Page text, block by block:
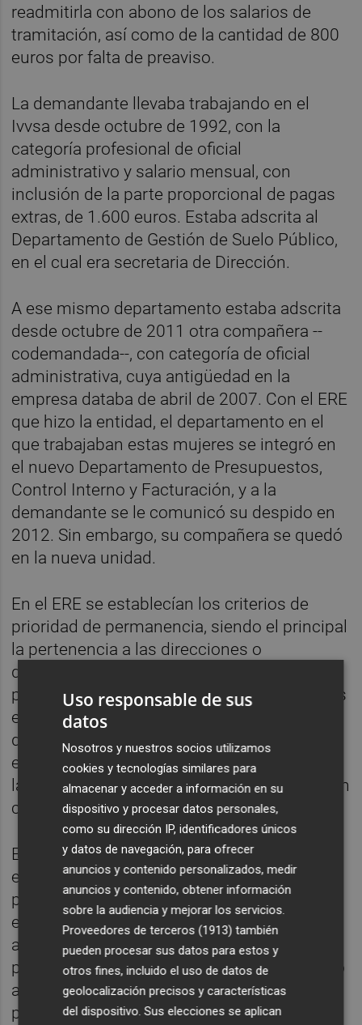
readmitirla con abono de los salarios de
tramitación, así como de la cantidad de 800
euros por falta de preaviso.
La demandante llevaba trabajando en el
Ivvsa desde octubre de 1992, con la
categoría profesional de oficial
administrativo y salario mensual, con
inclusión de la parte proporcional de pagas
extras, de 1.600 euros. Estaba adscrita al
Departamento de Gestión de Suelo Público,
en el cual era secretaria de Dirección.
A ese mismo departamento estaba adscrita
desde octubre de 2011 otra compañera --
codemandada--, con categoría de oficial
administrativa, cuya antigüedad en la
empresa databa de abril de 2007. Con el ERE
que hizo la entidad, el departamento en el
que trabajaban estas mujeres se integró en
el nuevo Departamento de Presupuestos,
Control Interno y Facturación, y a la
demandante se le comunicó su despido en
2012. Sin embargo, su compañera se quedó
en la nueva unidad.
En el ERE se establecían los criterios de
prioridad de permanencia, siendo el principal
la pertenencia a las direcciones o
departamentos que se eliminaban, sin
perjuicio de que en determinados supuestos
excepcionales pudieran prevalecer criterios
de experiencia --profesional y años de
experiencia en el Ivvsa-- y polivalencia para
las áreas y puestos de trabajo que se querían
conservar.
En base a ello, el juez estima probado en
este caso que no se respetó la prioridad de
permanencia de la demandante puesto que
entiende que si la empresa quería mantener
a algún trabajador del departamento al que
pertenecía y se extinguió, debería haber sido
a ella, al primar los criterios de experiencia y
polivalencia.
Uso responsable de sus
datos
Nosotros y nuestros socios utilizamos
cookies y tecnologías similares para
almacenar y acceder a información en su
dispositivo y procesar datos personales,
como su dirección IP, identificadores únicos
y datos de navegación, para ofrecer
anuncios y contenido personalizados, medir
anuncios y contenido, obtener información
sobre la audiencia y mejorar los servicios.
Proveedores de terceros (1913) también
pueden procesar sus datos para estos y
otros fines, incluido el uso de datos de
geolocalización precisos y características
del dispositivo. Sus elecciones se aplican